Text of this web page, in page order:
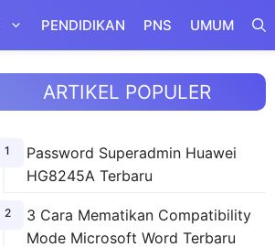
PENDIDIKAN PNS UMUM
ARTIKEL POPULER
Password Superadmin Huawei
HG8245A Terbaru
3 Cara Mematikan Compatibility
Mode Microsoft Word Terbaru